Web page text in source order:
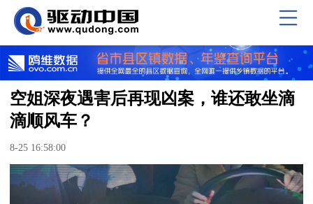
空姐深夜遇害后再现凶案，谁还敢坐滴
滴顺风车？
8-25 16:58:00